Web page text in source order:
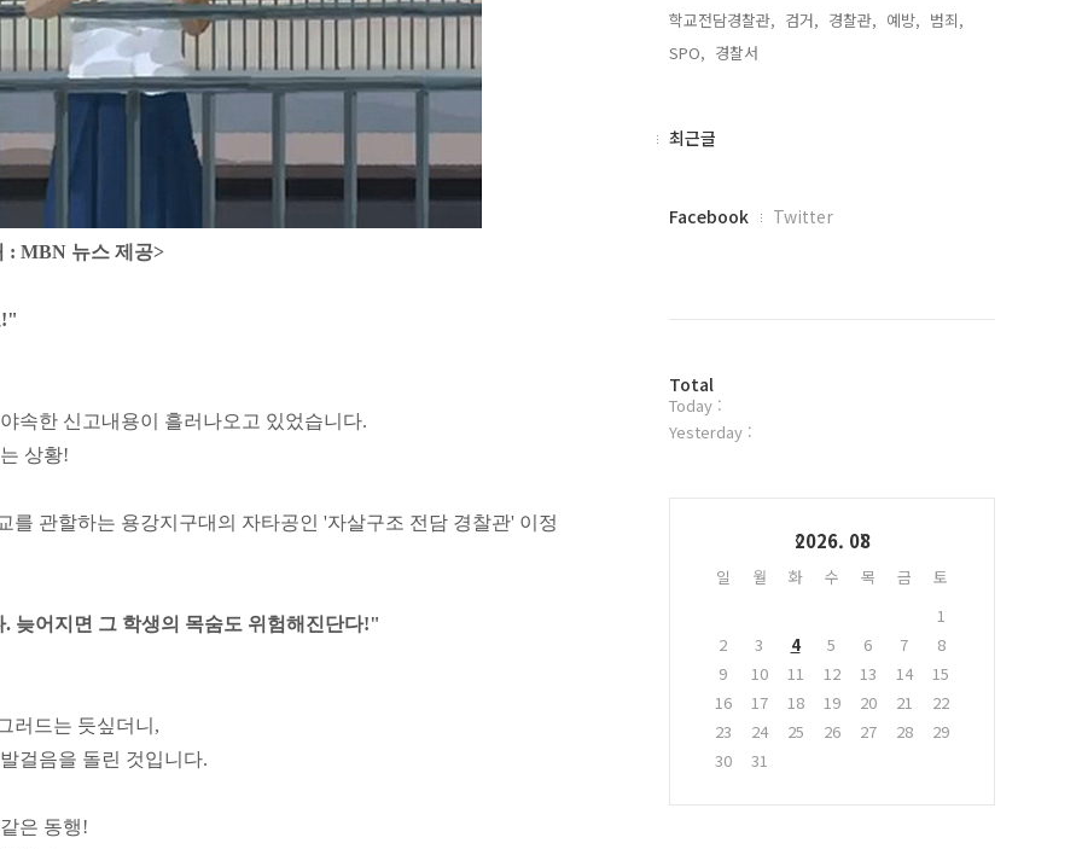
: MBN 뉴스 제공>
!"
속한 신고내용이 흘러나오고 있었습니다.
상황!
를 관할하는 용강지구대의 자타공인 '자살구조 전담 경찰관' 이정
늦어지면 그 학생의 목숨도 위험해진단다!"
러드는 듯싶더니,
걸음을 돌린 것입니다.
은 동행!
학교전담경찰관, 검거, 경찰관, 예방, 범죄,
SPO, 경찰서,
최
최근글
페
플
러
그
Facebook Twitter
방
문
자
Total
Today :
Yesterday :
2026. 08
일 월 화 수 목 금
토
1
2
3 4 5 6 7
8
9
10 11 12 13 14
15
16
17 18 19 20 21
22
23
24 25 26 27 28
29
30
31